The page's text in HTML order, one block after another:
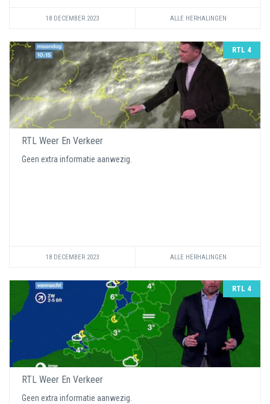
18 DECEMBER 2023 ALLE HERHALINGEN
RTL 4
RTL Weer En Verkeer
Geen extra informatie aanwezig.
18 DECEMBER 2023 ALLE HERHALINGEN
RTL 4
RTL Weer En Verkeer
Geen extra informatie aanwezig.